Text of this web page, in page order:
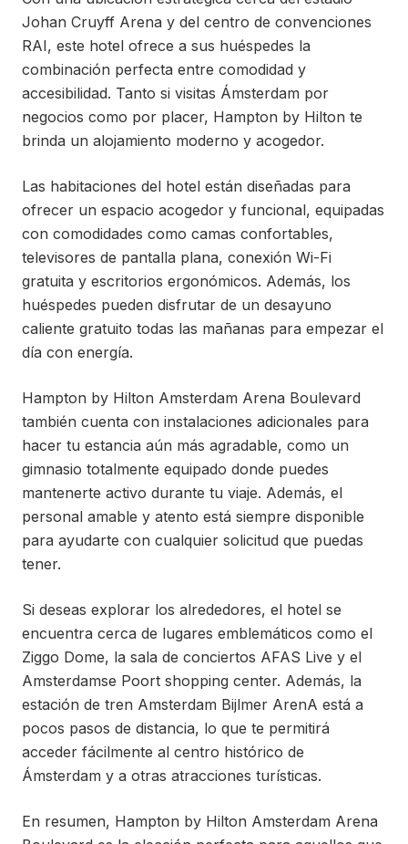
Johan Cruyff Arena y del centro de convenciones
RAI, este hotel ofrece a sus huéspedes la
combinación perfecta entre comodidad y
accesibilidad. Tanto si visitas Ámsterdam por
negocios como por placer, Hampton by Hilton te
brinda un alojamiento moderno y acogedor.
Las habitaciones del hotel están diseñadas para
ofrecer un espacio acogedor y funcional, equipadas
con comodidades como camas confortables,
televisores de pantalla plana, conexión Wi-Fi
gratuita y escritorios ergonómicos. Además, los
huéspedes pueden disfrutar de un desayuno
caliente gratuito todas las mañanas para empezar el
día con energía.
Hampton by Hilton Amsterdam Arena Boulevard
también cuenta con instalaciones adicionales para
hacer tu estancia aún más agradable, como un
gimnasio totalmente equipado donde puedes
mantenerte activo durante tu viaje. Además, el
personal amable y atento está siempre disponible
para ayudarte con cualquier solicitud que puedas
tener.
Si deseas explorar los alrededores, el hotel se
encuentra cerca de lugares emblemáticos como el
Ziggo Dome, la sala de conciertos AFAS Live y el
Amsterdamse Poort shopping center. Además, la
estación de tren Amsterdam Bijlmer ArenA está a
pocos pasos de distancia, lo que te permitirá
acceder fácilmente al centro histórico de
Ámsterdam y a otras atracciones turísticas.
En resumen, Hampton by Hilton Amsterdam Arena